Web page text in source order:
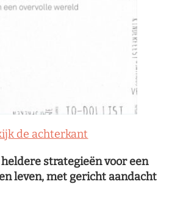
de achterkant
strategieën voor een
leven, met gericht aandacht